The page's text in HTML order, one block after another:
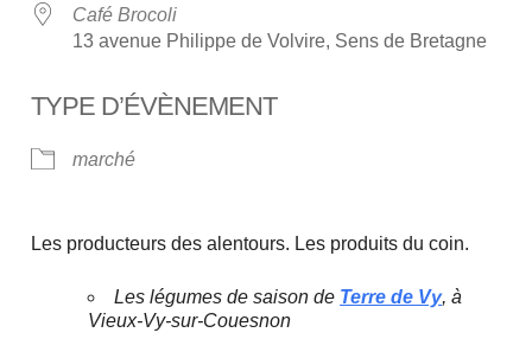
Café Brocoli
13 avenue Philippe de Volvire, Sens de Bretagne
TYPE D’ÉVÈNEMENT
marché
Les producteurs des alentours. Les produits du coin.
Les légumes de saison de Terre de Vy, à
Vieux-Vy-sur-Couesnon